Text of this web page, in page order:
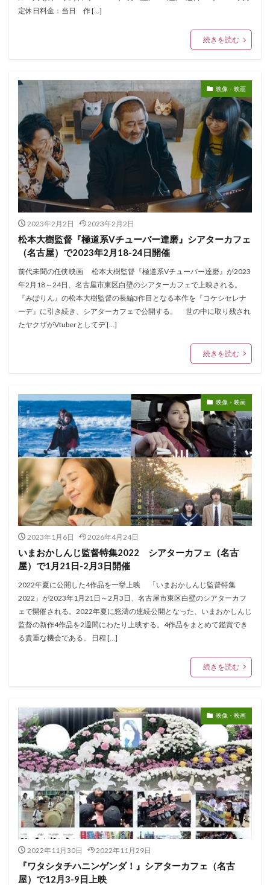
定休日料金：当日 作 […]
続きを読む
映像・映画
2023年2月2日 2023年2月2日
松本大樹監督『極道系Vチューバー達磨』シアターカフェ
（名古屋）で2023年2月18-24日開催
前代未聞の任侠映画 松本大樹監督『極道系Vチューバー達磨』が2023
年2月18～24日、名古屋市東区白壁のシアターカフェで上映される。
『みぽりん』の松本大樹監督の長編3作目となる本作を『コケシセレナ
ーデ』に引き続き、シアターカフェで公開する。 世の中に取り残され
たヤクザがVtuberとしてデ […]
続きを読む
映像・映画
2023年1月6日 2026年4月24日
いまおかしんじ監督特集2022 シアターカフェ（名古
屋）で1月21日-2月3日開催
2022年夏に公開した4作品を一挙上映 「いまおかしんじ監督特集
2022」が2023年1月21日～2月3日、名古屋市東区白壁のシアターカフ
ェで開催される。2022年夏に怒濤の連続公開となった、いまおかしんじ
監督の新作4作品を2週間にわたり上映する。4作品をまとめて鑑賞でき
る貴重な機会である。 日程 […]
続きを読む
映像・映画
2022年11月30日 2022年11月29日
『ワタシタチハニンゲンダ！』シアターカフェ（名古
屋）で12月3-9日上映